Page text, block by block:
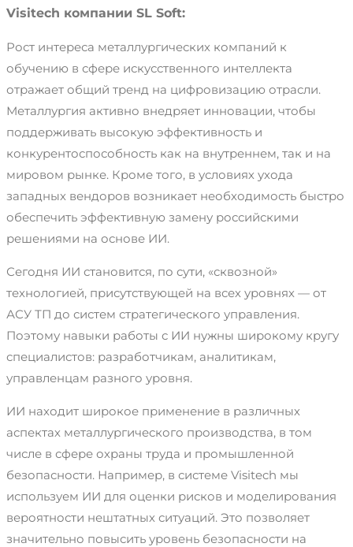
Visitech компании SL Soft:
Рост интереса металлургических компаний к
обучению в сфере искусственного интеллекта
отражает общий тренд на цифровизацию отрасли.
Металлургия активно внедряет инновации, чтобы
поддерживать высокую эффективность и
конкурентоспособность как на внутреннем, так и на
мировом рынке. Кроме того, в условиях ухода
западных вендоров возникает необходимость быстро
обеспечить эффективную замену российскими
решениями на основе ИИ.
Сегодня ИИ становится, по сути, «сквозной»
технологией, присутствующей на всех уровнях — от
АСУ ТП до систем стратегического управления.
Поэтому навыки работы с ИИ нужны широкому кругу
специалистов: разработчикам, аналитикам,
управленцам разного уровня.
ИИ находит широкое применение в различных
аспектах металлургического производства, в том
числе в сфере охраны труда и промышленной
безопасности. Например, в системе Visitech мы
используем ИИ для оценки рисков и моделирования
вероятности нештатных ситуаций. Это позволяет
значительно повысить уровень безопасности на